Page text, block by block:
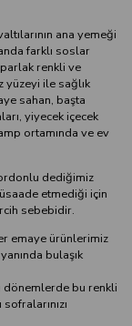
ana yemeği
farklı soslar
parlak renkli ve
yüzeyi ile sağlık
sahan, başta
yiyecek içecek
ortamında ve ev
dediğimiz
etmediği için
sebebidir.
emaye ürünlerimiz
bulaşık
dönemlerde bu renkli